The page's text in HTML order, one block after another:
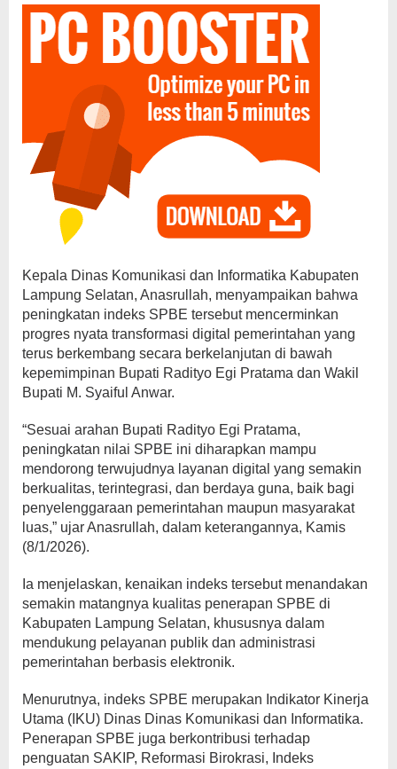
Kepala Dinas Komunikasi dan Informatika Kabupaten
Lampung Selatan, Anasrullah, menyampaikan bahwa
peningkatan indeks SPBE tersebut mencerminkan
progres nyata transformasi digital pemerintahan yang
terus berkembang secara berkelanjutan di bawah
kepemimpinan Bupati Radityo Egi Pratama dan Wakil
Bupati M. Syaiful Anwar.
“Sesuai arahan Bupati Radityo Egi Pratama,
peningkatan nilai SPBE ini diharapkan mampu
mendorong terwujudnya layanan digital yang semakin
berkualitas, terintegrasi, dan berdaya guna, baik bagi
penyelenggaraan pemerintahan maupun masyarakat
luas,” ujar Anasrullah, dalam keterangannya, Kamis
(8/1/2026).
Ia menjelaskan, kenaikan indeks tersebut menandakan
semakin matangnya kualitas penerapan SPBE di
Kabupaten Lampung Selatan, khususnya dalam
mendukung pelayanan publik dan administrasi
pemerintahan berbasis elektronik.
Menurutnya, indeks SPBE merupakan Indikator Kinerja
Utama (IKU) Dinas Dinas Komunikasi dan Informatika.
Penerapan SPBE juga berkontribusi terhadap
penguatan SAKIP, Reformasi Birokrasi, Indeks